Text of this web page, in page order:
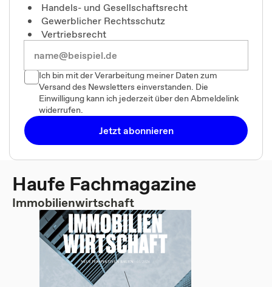
Handels- und Gesellschaftsrecht
Gewerblicher Rechtsschutz
Vertriebsrecht
Ich bin mit der Verarbeitung meiner Daten zum
Versand des Newsletters einverstanden. Die
Einwilligung kann ich jederzeit über den Abmeldelink
widerrufen.
Jetzt abonnieren
Haufe Fachmagazine
Immobilienwirtschaft